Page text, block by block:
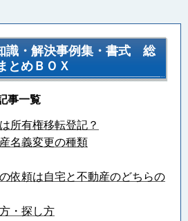
識・解決事例集・書式 総
とめＢＯＸ
事一覧
所有権移転登記？
名義変更の種類
依頼は自宅と不動産のどちらの
・探し方